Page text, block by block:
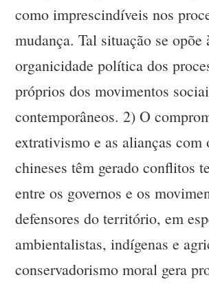
como imprescindíveis nos
mudança. Tal situação se opõe
organicidade política dos
próprios dos movimentos
contemporâneos. 2) O
extrativismo e as alianças com
chineses têm gerado conflitos
entre os governos e os
defensores do território, em
ambientalistas, indígenas e
conservadorismo moral gera